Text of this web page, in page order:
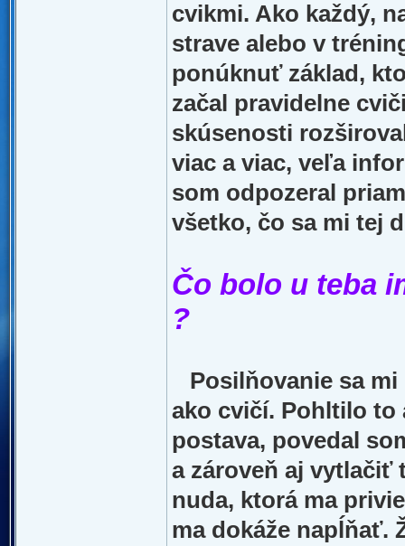
cvikmi. Ako každý,
strave alebo v
ponúknuť základ,
začal pravidelne
skúsenosti
viac a viac, veľa
som odpozeral
všetko, čo sa mi tej
Čo bolo u teba
?
Posilňovanie sa
ako cvičí. Pohltilo to
postava, povedal
a zároveň aj vytlačiť
nuda, ktorá ma
ma dokáže napĺňať.